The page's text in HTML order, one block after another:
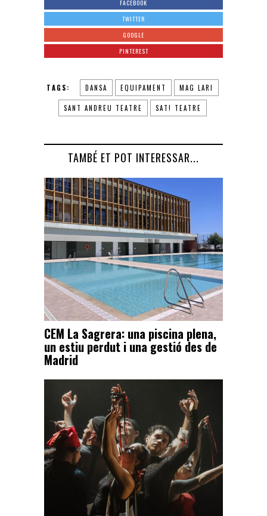
FACEBOOK
TWITTER
GOOGLE
PINTEREST
TAGS: DANSA EQUIPAMENT MAG LARI
SANT ANDREU TEATRE SAT! TEATRE
TAMBÉ ET POT INTERESSAR...
CEM La Sagrera: una piscina plena,
un estiu perdut i una gestió des de
Madrid